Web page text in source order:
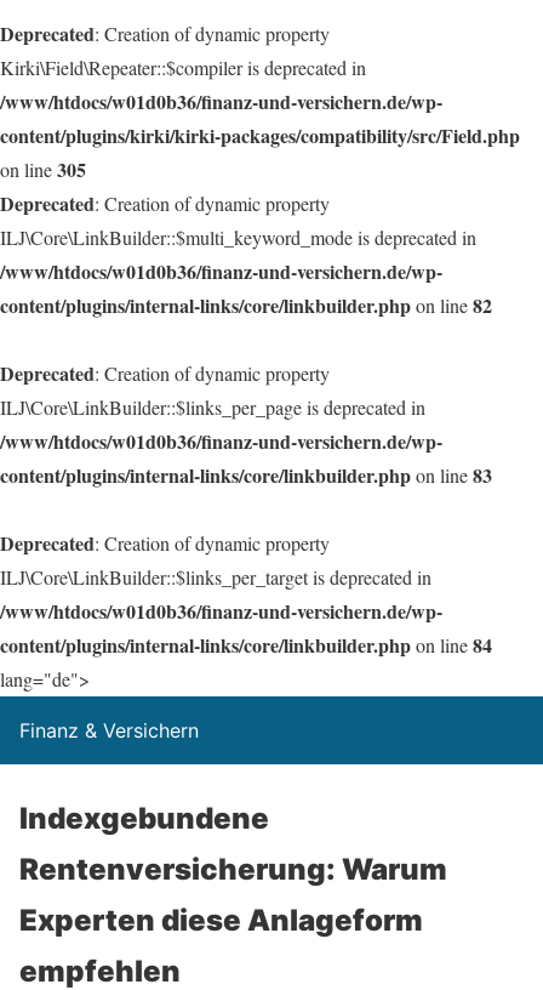
Deprecated: Creation of dynamic property
Kirki\Field\Repeater::$compiler is deprecated in
/www/htdocs/w01d0b36/finanz-und-versichern.de/wp-
content/plugins/kirki/kirki-packages/compatibility/src/Field.php
on line305
Deprecated: Creation of dynamic property
ILJ\Core\LinkBuilder::$multi_keyword_mode is deprecated in
/www/htdocs/w01d0b36/finanz-und-versichern.de/wp-
content/plugins/internal-links/core/linkbuilder.phpon line82
Deprecated: Creation of dynamic property
ILJ\Core\LinkBuilder::$links_per_page is deprecated in
/www/htdocs/w01d0b36/finanz-und-versichern.de/wp-
content/plugins/internal-links/core/linkbuilder.phpon line83
Deprecated: Creation of dynamic property
ILJ\Core\LinkBuilder::$links_per_target is deprecated in
/www/htdocs/w01d0b36/finanz-und-versichern.de/wp-
content/plugins/internal-links/core/linkbuilder.phpon line84
lang="de">
Finanz & Versichern
Indexgebundene
Rentenversicherung: Warum
Experten diese Anlageform
empfehlen